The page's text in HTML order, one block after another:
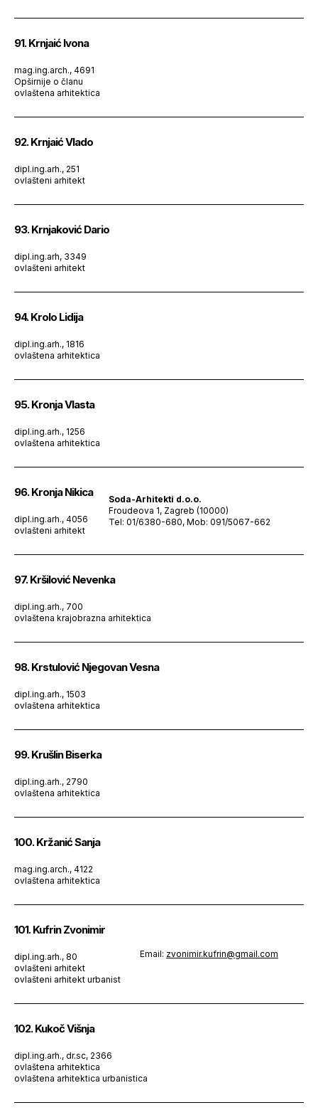
91. Krnjaić Ivona
mag.ing.arch., 4691
Opširnije o članu
ovlaštena arhitektica
92. Krnjaić Vlado
dipl.ing.arh., 251
ovlašteni arhitekt
93. Krnjaković Dario
dipl.ing.arh, 3349
ovlašteni arhitekt
94. Krolo Lidija
dipl.ing.arh., 1816
ovlaštena arhitektica
95. Kronja Vlasta
dipl.ing.arh., 1256
ovlaštena arhitektica
96. Kronja Nikica
dipl.ing.arh., 4056
ovlašteni arhitekt
Soda-Arhitekti d.o.o.
Froudeova 1, Zagreb (10000)
Tel: 01/6380-680, Mob: 091/5067-662
97. Kršilović Nevenka
dipl.ing.arh., 700
ovlaštena krajobrazna arhitektica
98. Krstulović Njegovan Vesna
dipl.ing.arh., 1503
ovlaštena arhitektica
99. Krušlin Biserka
dipl.ing.arh., 2790
ovlaštena arhitektica
100. Kržanić Sanja
mag.ing.arch., 4122
ovlaštena arhitektica
101. Kufrin Zvonimir
dipl.ing.arh., 80
ovlašteni arhitekt
ovlašteni arhitekt urbanist
Email: zvonimir.kufrin@gmail.com
102. Kukoč Višnja
dipl.ing.arh., dr.sc, 2366
ovlaštena arhitektica
ovlaštena arhitektica urbanistica